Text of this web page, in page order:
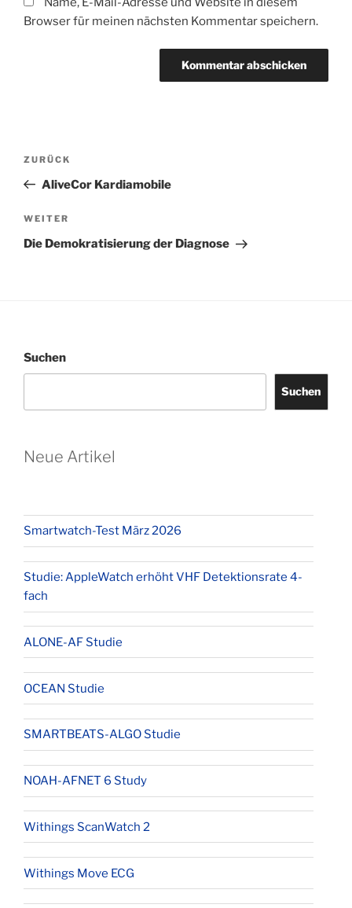
Browser für meinen nächsten Kommentar speichern.
Beitragsnavigation
Vorheriger
Beitrag
ZURÜCK
AliveCor Kardiamobile
Nächster
Beitrag
WEITER
Die Demokratisierung der Diagnose
Suchen
Suchen
Neue Artikel
Smartwatch-Test März 2026
Studie: AppleWatch erhöht VHF Detektionsrate 4-
fach
ALONE-AF Studie
OCEAN Studie
SMARTBEATS-ALGO Studie
NOAH-AFNET 6 Study
Withings ScanWatch 2
Withings Move ECG